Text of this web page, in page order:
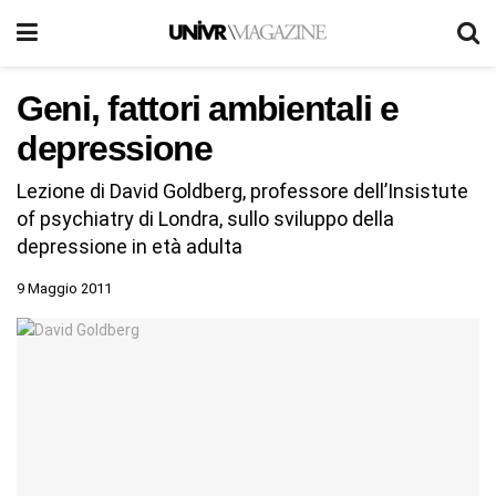
Geni, fattori ambientali e
depressione
Lezione di David Goldberg, professore dell’Insistute
of psychiatry di Londra, sullo sviluppo della
depressione in età adulta
9 Maggio 2011